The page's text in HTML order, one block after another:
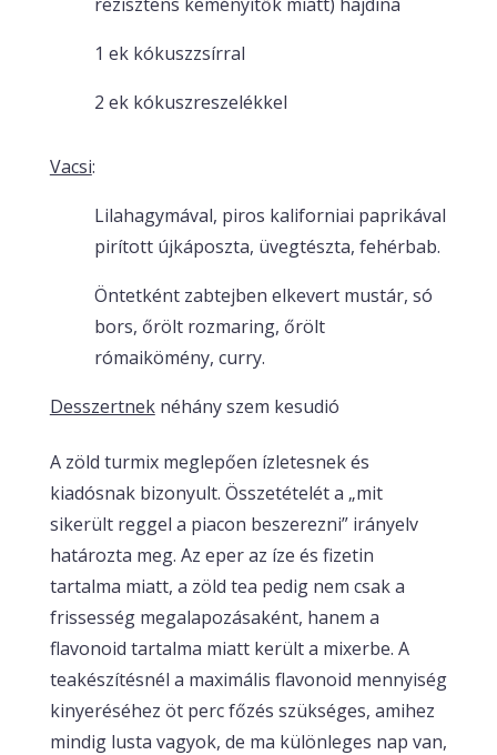
1 ek kókuszzsírral
2 ek kókuszreszelékkel
Vacsi:
Lilahagymával, piros kaliforniai paprikával
pirított újkáposzta, üvegtészta, fehérbab.
Öntetként zabtejben elkevert mustár, só
bors, őrölt rozmaring, őrölt
rómaikömény, curry.
Desszertneknéhány szem kesudió
A zöld turmix meglepően ízletesnek és
kiadósnak bizonyult. Összetételét a „mit
sikerült reggel a piacon beszerezni” irányelv
határozta meg. Az eper az íze és fizetin
tartalma miatt, a zöld tea pedig nem csak a
frissesség megalapozásaként, hanem a
flavonoid tartalma miatt került a mixerbe. A
teakészítésnél a maximális flavonoid mennyiség
kinyeréséhez öt perc főzés szükséges, amihez
mindig lusta vagyok, de ma különleges nap van,